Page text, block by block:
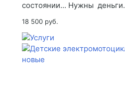
состоянии... Нужны деньги.
18 500 руб.